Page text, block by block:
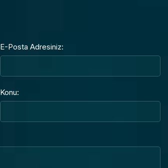
E-Posta Adresiniz:
Konu: